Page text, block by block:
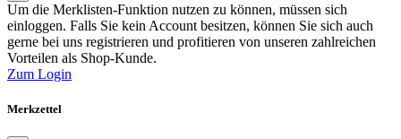
Um die Merklisten-Funktion nutzen zu können, müssen sich
einloggen. Falls Sie kein Account besitzen, können Sie sich auch
gerne bei uns registrieren und profitieren von unseren zahlreichen
Vorteilen als Shop-Kunde.
Zum Login
Merkzettel